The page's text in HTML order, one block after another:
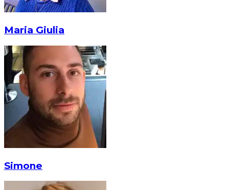
Maria Giulia
Simone